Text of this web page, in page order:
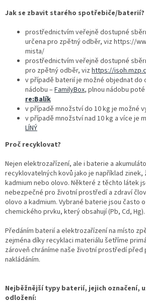
Jak se zbavit starého spotřebiče/baterií?
prostřednictvím veřejně dostupné
určena pro zpětný odběr, viz https://
mista/
prostřednictvím veřejně dostupné
pro zpětný odběr, viz https://
v případě baterií je možné objednat do
nádobu –FamilyBox, plnou nádobu
re:Balík
v případě množství do 10 kg je možné
v případě množství nad 10 kg a více je
LÍNÝ
Proč recyklovat?
Nejen elektrozařízení, ale i baterie a
recyklovatelných kovů jako je například zinek,
kadmium nebo olovo. Některé z těchto látek
nebezpečné pro životní prostředí a zdraví
olovo a kadmium. Vybrané baterie jsou často
chemického prvku, který obsahují (Pb, Cd, Hg).
Předáním baterií a elektrozařízení na místo
zejména díky recyklaci materiálu šetříme
zároveň chráníme naše životní prostředí před
nakládáním.
Nejběžnější typy baterií, jejich označení,
odložení: